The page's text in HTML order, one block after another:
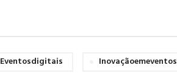
Eventosdigitais Inovaçãoemeventos